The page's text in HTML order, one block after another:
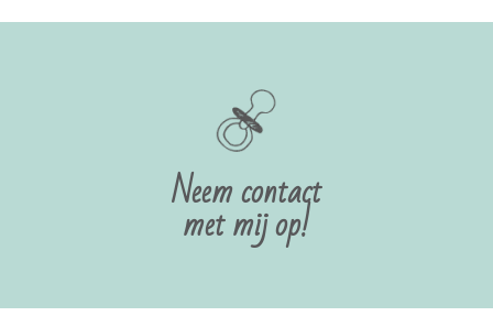
Neem contact
met mij op!